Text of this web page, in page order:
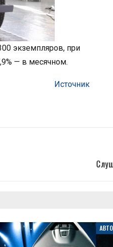
экземпляров, при
— в месячном.
Источник